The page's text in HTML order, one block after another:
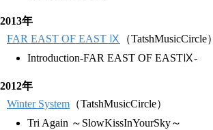
2013年
FAR EAST OF EAST Ⅸ
（TatshMusicCircle）
Introduction-FAR EAST OF EASTⅨ-
2012年
Winter System （TatshMusicCircle）
Tri Again ～SlowKissInYourSky～